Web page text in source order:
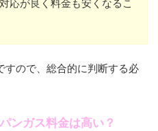
すので、総合的に判断する必
ンガス料金は高い？